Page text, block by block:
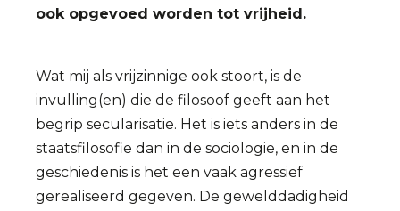
ook opgevoed worden tot vrijheid.
Wat mij als vrijzinnige ook stoort, is de
invulling(en) die de filosoof geeft aan het
begrip secularisatie. Het is iets anders in de
staatsfilosofie dan in de sociologie, en in de
geschiedenis is het een vaak agressief
gerealiseerd gegeven. De gewelddadigheid